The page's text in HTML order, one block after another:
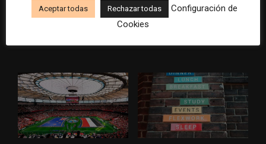
pero no siempre comunidad:
cómo activar a los lectores
portada: la estrategia de los
medios para conquistar
ciudad a ciudad
Aceptar todas Rechazar todas
Configuración de
Cookies